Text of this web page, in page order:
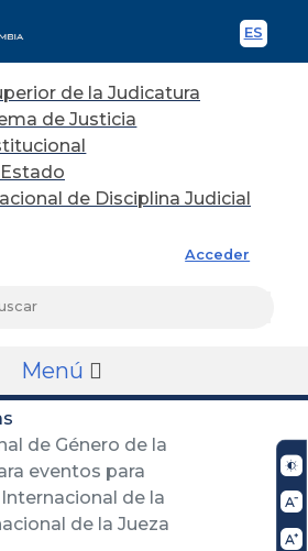
ES
Acceder
Menú
de Género de la
eventos para
de la
de la Jueza